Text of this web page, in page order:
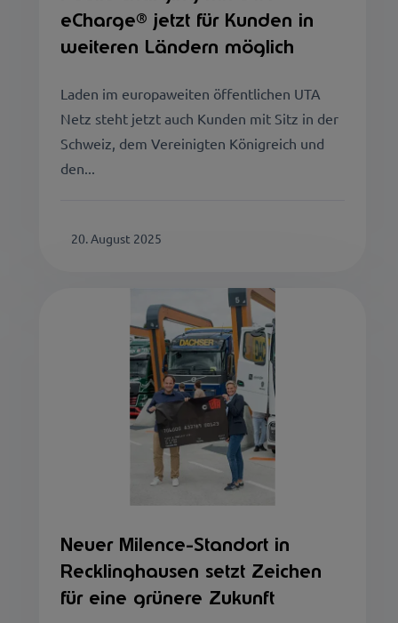
eCharge® jetzt für Kunden in
weiteren Ländern möglich
Laden im europaweiten öffentlichen UTA
Netz steht jetzt auch Kunden mit Sitz in der
Schweiz, dem Vereinigten Königreich und
den...
20. August 2025
Neuer Milence-Standort in
Recklinghausen setzt Zeichen
für eine grünere Zukunft